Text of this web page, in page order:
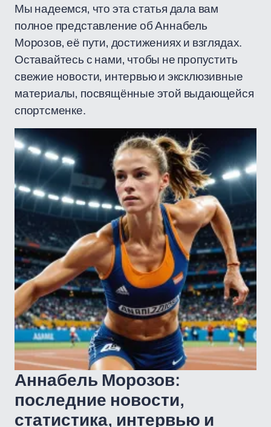
Мы надеемся, что эта статья дала вам
полное представление об Аннабель
Морозов, её пути, достижениях и взглядах.
Оставайтесь с нами, чтобы не пропустить
свежие новости, интервью и эксклюзивные
материалы, посвящённые этой выдающейся
спортсменке.
Аннабель Морозов:
последние новости,
статистика, интервью и